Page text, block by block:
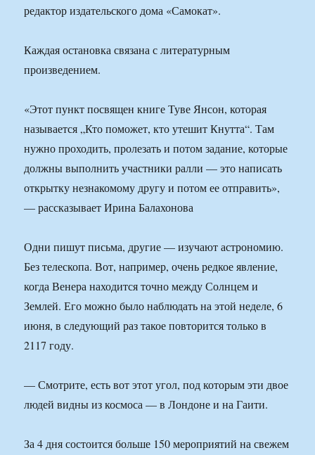
редактор издательского дома «Самокат».
Каждая остановка связана с литературным
произведением.
«Этот пункт посвящен книге Туве Янсон, которая
называется „Кто поможет, кто утешит Кнутта“. Там
нужно проходить, пролезать и потом задание, которые
должны выполнить участники ралли — это написать
открытку незнакомому другу и потом ее отправить»,
— рассказывает Ирина Балахонова
Одни пишут письма, другие — изучают астрономию.
Без телескопа. Вот, например, очень редкое явление,
когда Венера находится точно между Солнцем и
Землей. Его можно было наблюдать на этой неделе, 6
июня, в следующий раз такое повторится только в
2117 году.
— Смотрите, есть вот этот угол, под которым эти двое
людей видны из космоса — в Лондоне и на Гаити.
За 4 дня состоится больше 150 мероприятий на свежем